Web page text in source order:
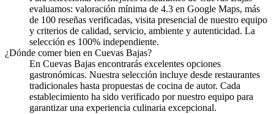
evaluamos: valoración mínima de 4.3 en Google Maps, más
de 100 reseñas verificadas, visita presencial de nuestro equipo
y criterios de calidad, servicio, ambiente y autenticidad. La
selección es 100% independiente.
¿Dónde comer bien en Cuevas Bajas?
En Cuevas Bajas encontrarás excelentes opciones
gastronómicas. Nuestra selección incluye desde restaurantes
tradicionales hasta propuestas de cocina de autor. Cada
establecimiento ha sido verificado por nuestro equipo para
garantizar una experiencia culinaria excepcional.